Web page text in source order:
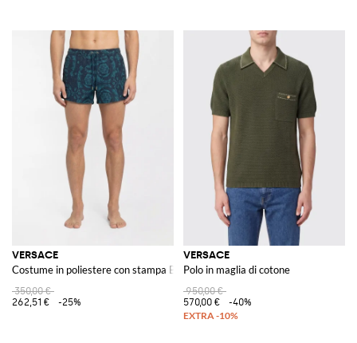
VERSACE
Costume in poliestere con stampa Baroque
350,00 €
262,51 €
-25%
VERSACE
Polo in maglia di cotone
950,00 €
570,00 €
-40%